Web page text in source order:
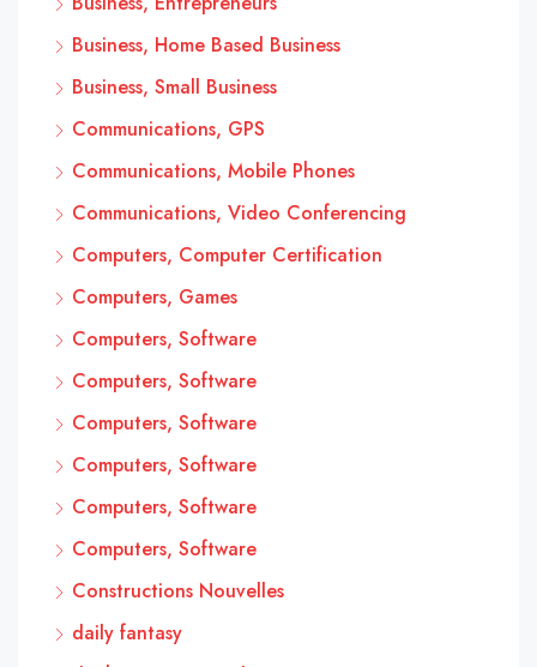
Business, Home Based Business
Business, Small Business
Communications, GPS
Communications, Mobile Phones
Communications, Video Conferencing
Computers, Computer Certification
Computers, Games
Computers, Software
Computers, Software
Computers, Software
Computers, Software
Computers, Software
Computers, Software
Constructions Nouvelles
daily fantasy